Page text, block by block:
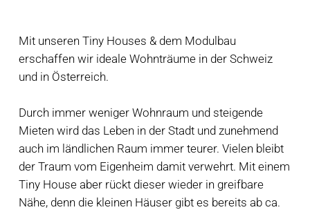
Mit unseren Tiny Houses & dem Modulbau
erschaffen wir ideale Wohnträume in der Schweiz
und in Österreich.
Durch immer weniger Wohnraum und steigende
Mieten wird das Leben in der Stadt und zunehmend
auch im ländlichen Raum immer teurer. Vielen bleibt
der Traum vom Eigenheim damit verwehrt. Mit einem
Tiny House aber rückt dieser wieder in greifbare
Nähe, denn die kleinen Häuser gibt es bereits ab ca.